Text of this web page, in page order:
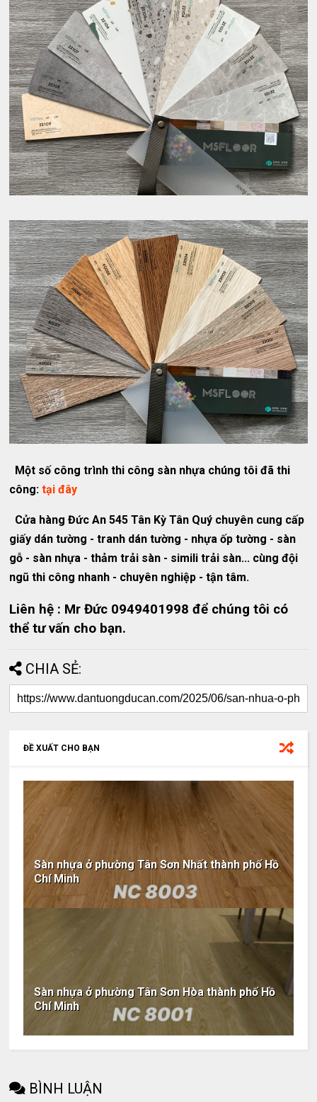
Một số công trình thi công sàn nhựa chúng tôi đã thi
công:tại đây
Cửa hàng Đức An 545 Tân Kỳ Tân Quý chuyên cung cấp
giấy dán tường - tranh dán tường - nhựa ốp tường - sàn
gỗ - sàn nhựa - thảm trải sàn - simili trải sàn... cùng đội
ngũ thi công nhanh - chuyên nghiệp - tận tâm.
Liên hệ : Mr Đức 0949401998 để chúng tôi có
thể tư vấn cho bạn.
CHIA SẺ:
ĐỀ XUẤT CHO BẠN
Sàn nhựa ở phường Tân Sơn Nhất thành phố Hồ
Chí Minh
Sàn nhựa ở phường Tân Sơn Hòa thành phố Hồ
Chí Minh
BÌNH LUẬN